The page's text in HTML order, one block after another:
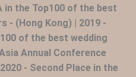
in the Top100 of the best
- (Hong Kong) | 2019 -
of the best wedding
Annual Conference
- Second Place in the